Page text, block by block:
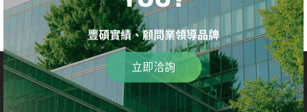
豐碩實績、顧問業領導品牌
立即洽詢